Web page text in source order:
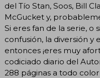
del Tío Stan, Soos, Bill
McGucket y,
Si eres fan de la serie, o
confusión, la diversión y
entonces ¡eres muy
codiciado diario del
288 páginas a todo